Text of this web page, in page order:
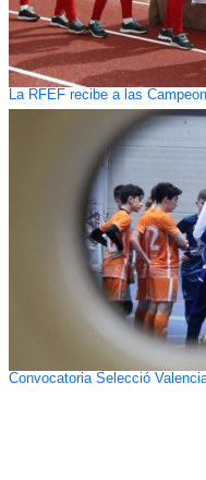
La RFEF recibe a las
Convocatoria Selecció